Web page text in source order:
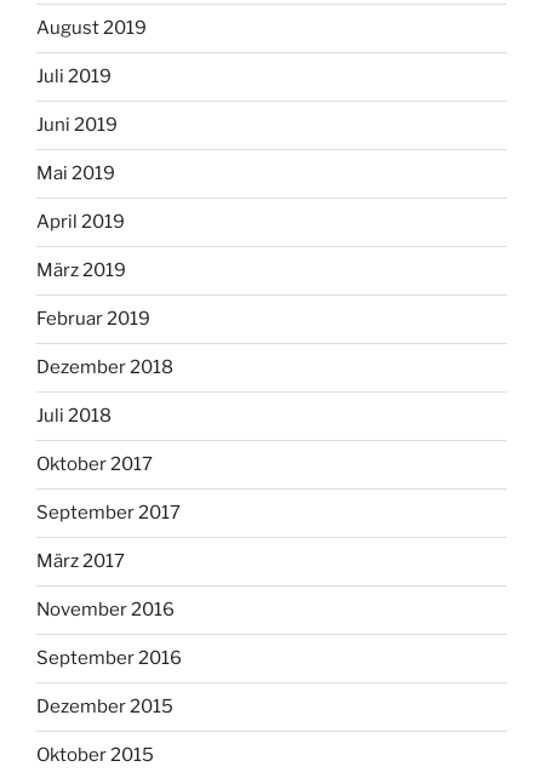
August 2019
Juli 2019
Juni 2019
Mai 2019
April 2019
März 2019
Februar 2019
Dezember 2018
Juli 2018
Oktober 2017
September 2017
März 2017
November 2016
September 2016
Dezember 2015
Oktober 2015